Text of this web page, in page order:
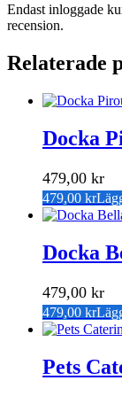
Endast inloggade
recension.
Relaterade
Docka
479,00 kr
479,00 kr
Docka
479,00 kr
479,00 kr
Pets